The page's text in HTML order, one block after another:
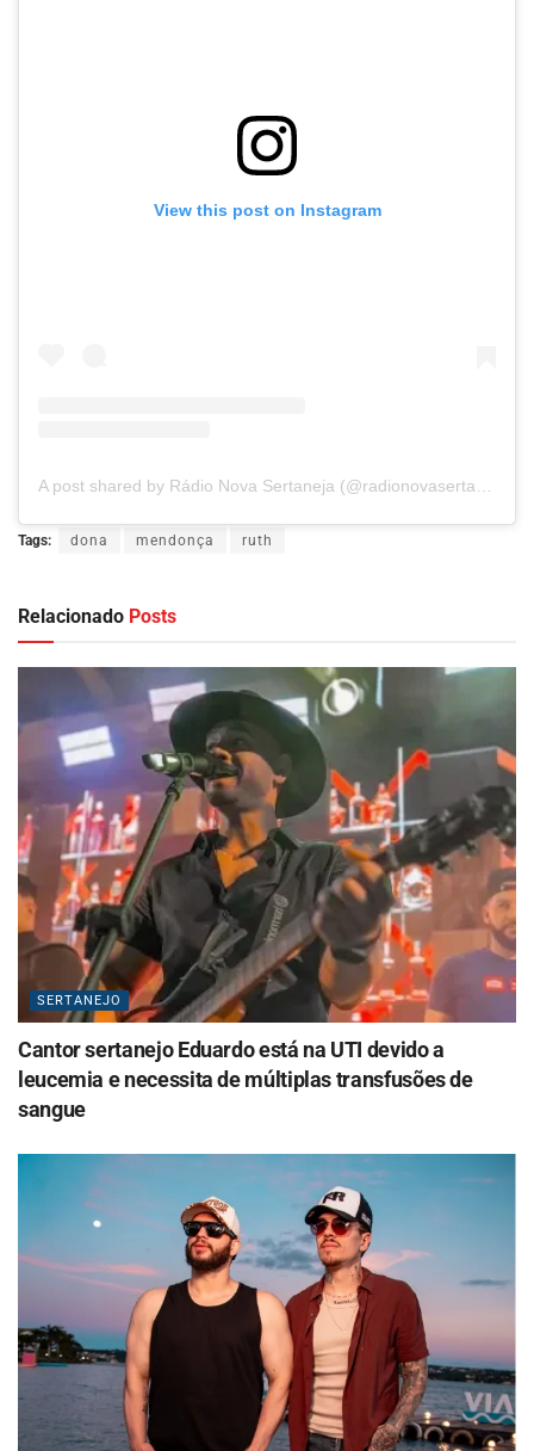
View this post on Instagram
Tags: dona mendonça ruth
Relacionado Posts
SERTANEJO
Cantor sertanejo Eduardo está na UTI devido a
leucemia e necessita de múltiplas transfusões de
sangue